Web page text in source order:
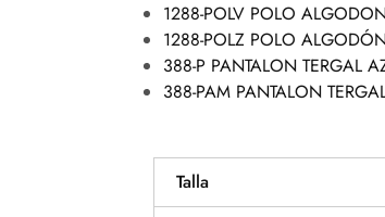
1288-POLV POLO
1288-POLZ POLO
388-P PANTALON TERGAL
388-PAM PANTALON
Talla